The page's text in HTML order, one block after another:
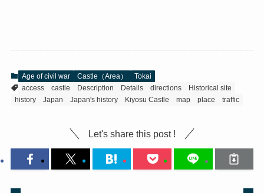
Age of civil war Castle（Area）
Tokai
access
castle Description Details directions
Historical site
history
Japan Japan's history Kiyosu Castle map place traffic
Let's share this post !